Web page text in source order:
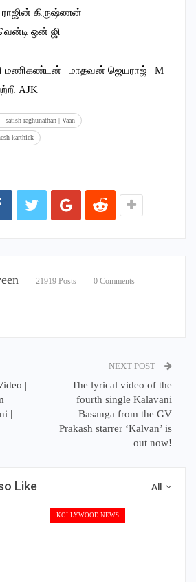
ராஜின் கிருஷ்ணன்
ஒன் ஜி
மணிகண்டன் | மாதவன் ஜெயராஜ் | M
AJK
satish raghunathan | Vaan
karthick
21919 Posts 0 Comments
|
|
NEXT POST
The lyrical video of the
fourth single Kalavani
Basanga from the GV
Prakash starrer ‘Kalvan’ is
out now!
All
Like
KOLLYWOOD NEWS